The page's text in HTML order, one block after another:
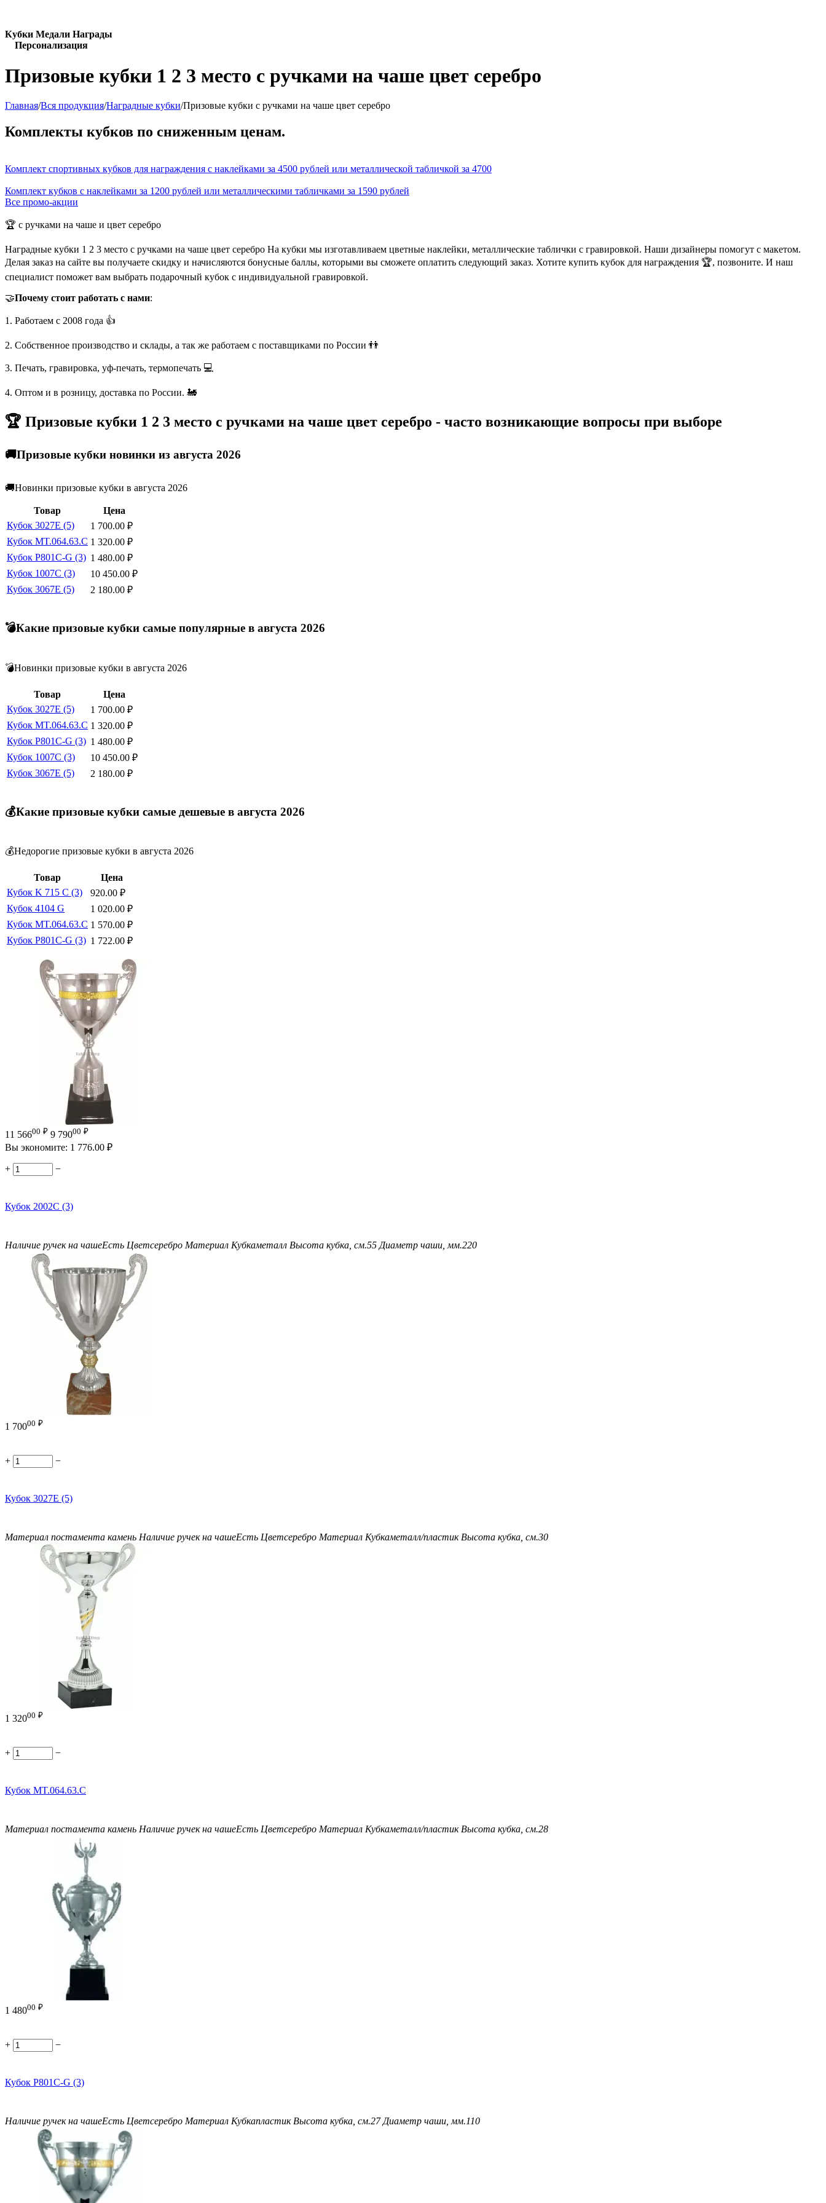
Кубки Медали Награды
Персонализация
Призовые кубки 1 2 3 место с ручками на чаше цвет серебро
Главная/Вся продукция/Наградные кубки/Призовые кубки с ручками на чаше цвет серебро
Комплекты кубков по сниженным ценам.
Комплект спортивных кубков для награждения с наклейками за 4500 рублей или металлической табличкой за 4700
Комплект кубков с наклейками за 1200 рублей или металлическими табличками за 1590 рублей
Все промо-акции
🏆 с ручками на чаше и цвет серебро
Наградные кубки 1 2 3 место с ручками на чаше цвет серебро На кубки мы изготавливаем цветные наклейки, металлические таблички с гравировкой. Наши дизайнеры помогут с макетом.
Делая заказ на сайте вы получаете скидку и начисляются бонусные баллы, которыми вы сможете оплатить следующий заказ. Хотите купить кубок для награждения 🏆, позвоните. И наш
специалист поможет вам выбрать подарочный кубок с индивидуальной гравировкой.
🤝Почему стоит работать с нами:
1. Работаем с 2008 года 👍
2. Собственное производство и склады, а так же работаем с поставщиками по России 👬
3. Печать, гравировка, уф-печать, термопечать 💻
4. Оптом и в розницу, доставка по России. 🚂
🏆 Призовые кубки 1 2 3 место с ручками на чаше цвет серебро - часто возникающие вопросы при выборе
🚚Призовые кубки новинки из августа 2026
🚚Новинки призовые кубки в августа 2026
Товар
Цена
Кубок 3027E (5)
1 700.00 ₽
Кубок MT.064.63.C 1 320.00 ₽
Кубок P801C-G (3) 1 480.00 ₽
Кубок 1007C (3)
10 450.00 ₽
Кубок 3067E (5)
2 180.00 ₽
💣Какие призовые кубки самые популярные в августа 2026
💣Новинки призовые кубки в августа 2026
Товар
Цена
Кубок 3027E (5)
1 700.00 ₽
Кубок MT.064.63.C 1 320.00 ₽
Кубок P801C-G (3) 1 480.00 ₽
Кубок 1007C (3)
10 450.00 ₽
Кубок 3067E (5)
2 180.00 ₽
💰Какие призовые кубки самые дешевые в августа 2026
💰Недорогие призовые кубки в августа 2026
Товар
Цена
Кубок K 715 C (3)
920.00 ₽
Кубок 4104 G
1 020.00 ₽
Кубок MT.064.63.C 1 570.00 ₽
Кубок P801C-G (3) 1 722.00 ₽
11 56600 ₽ 9 79000 ₽
Вы экономите: 1 776.00 ₽
+ −
Кубок 2002C (3)
Наличие ручек на чашеЕсть Цветсеребро Материал Кубкаметалл Высота кубка, см.55 Диаметр чаши, мм.220
1 70000 ₽
+ −
Кубок 3027E (5)
Материал постамента камень Наличие ручек на чашеЕсть Цветсеребро Материал Кубкаметалл/пластик Высота кубка, см.30
1 32000 ₽
+ −
Кубок MT.064.63.C
Материал постамента камень Наличие ручек на чашеЕсть Цветсеребро Материал Кубкаметалл/пластик Высота кубка, см.28
1 48000 ₽
+ −
Кубок P801C-G (3)
Наличие ручек на чашеЕсть Цветсеребро Материал Кубкапластик Высота кубка, см.27 Диаметр чаши, мм.110